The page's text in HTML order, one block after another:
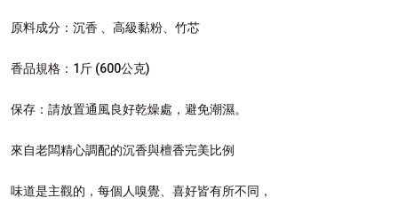
原料成分：沉香 、高級黏粉、竹芯
香品規格：1斤 (600公克)
保存：請放置通風良好乾燥處，避免潮濕。
來自老闆精心調配的沉香與檀香完美比例
味道是主觀的，每個人嗅覺、喜好皆有所不同，